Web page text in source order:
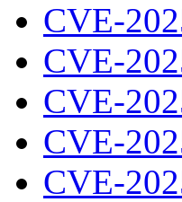
CVE-
CVE-
CVE-
CVE-
CVE-